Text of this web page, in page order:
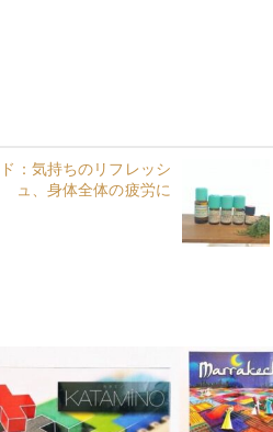
：気持ちのリフレッシ
ュ、身体全体の疲労に